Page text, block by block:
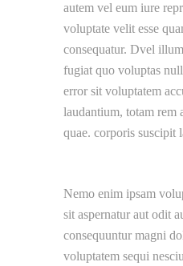
autem vel eum iure
voluptate velit esse
consequatur. Dvel
fugiat quo voluptas
error sit voluptatem
laudantium, totam rem
quae. corporis suscipit
Nemo enim ipsam
sit aspernatur aut odit
consequuntur magni
voluptatem sequi